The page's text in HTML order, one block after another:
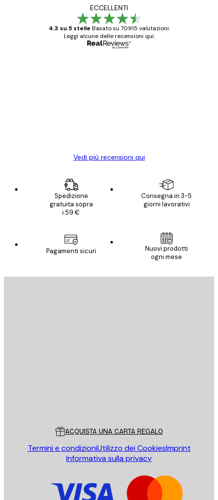
ECCELLENTI
4.3 su 5 stelle Basato su 70915 valutazioni.
Leggi alcune delle recensioni qui.
Vedi più recensioni qui
Spedizione
gratuita sopra
i 59 €
Consegna in 3-5
giorni lavorativi
Pagamenti sicuri
Nuovi prodotti
ogni mese
ACQUISTA UNA CARTA REGALO
Termini e condizioniUtilizzo dei CookiesImprint
Informativa sulla privacy